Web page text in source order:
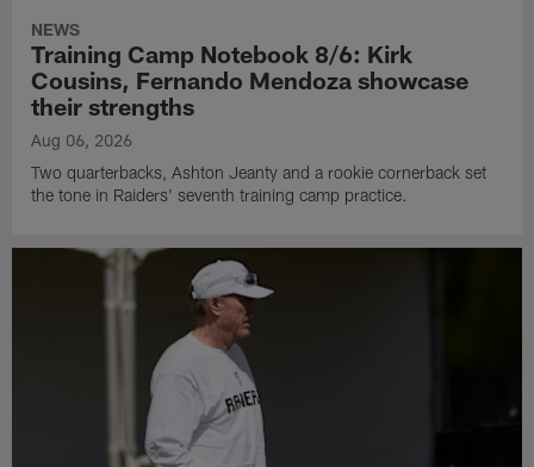
NEWS
Training Camp Notebook 8/6: Kirk
Cousins, Fernando Mendoza showcase
their strengths
Aug 06, 2026
Two quarterbacks, Ashton Jeanty and a rookie cornerback set
the tone in Raiders' seventh training camp practice.